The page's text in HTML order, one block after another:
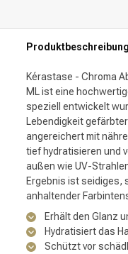
Produktbeschreibung
Kérastase - Chroma
ML ist eine
speziell entwickelt
Lebendigkeit
angereichert mit
tief hydratisieren und
außen wie UV-
Ergebnis ist seidiges,
anhaltender
Erhält den Glanz
Hydratisiert das
Schützt vor